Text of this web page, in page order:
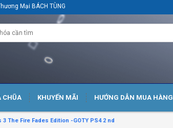
Mại BÁCH TÙNG
CHŨA KHUYẾN MÃI HƯỚNG DẪN MUA HÀNG
3 The Fire Fades Edition -GOTY PS4 2 nd